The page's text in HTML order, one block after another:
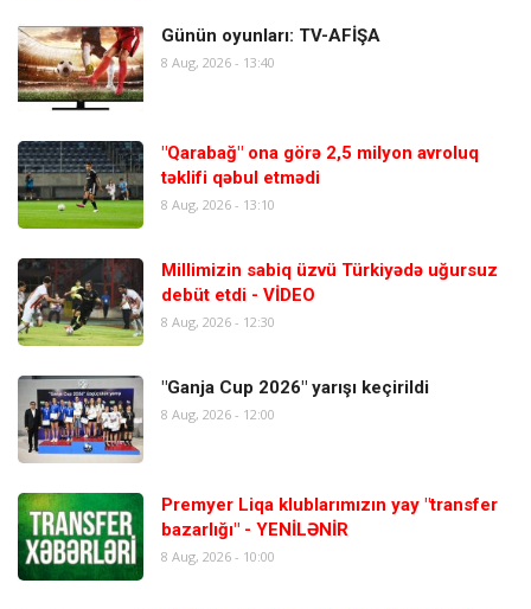
Günün oyunları: TV-AFİŞA
8 Aug, 2026 - 13:40
"Qarabağ" ona görə 2,5 milyon avroluq
təklifi qəbul etmədi
8 Aug, 2026 - 13:10
Millimizin sabiq üzvü Türkiyədə uğursuz
debüt etdi - VİDEO
8 Aug, 2026 - 12:30
"Ganja Cup 2026" yarışı keçirildi
8 Aug, 2026 - 12:00
Premyer Liqa klublarımızın yay "transfer
bazarlığı" - YENİLƏNİR
8 Aug, 2026 - 10:00